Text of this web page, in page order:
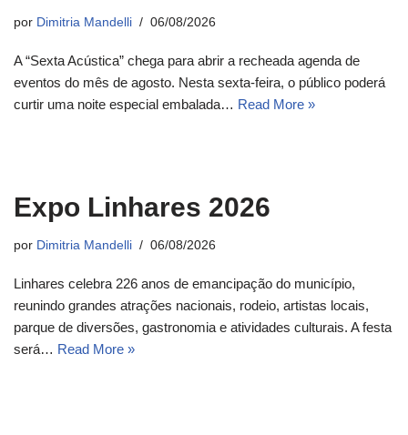
por Dimitria Mandelli 06/08/2026
A “Sexta Acústica” chega para abrir a recheada agenda de
eventos do mês de agosto. Nesta sexta-feira, o público poderá
curtir uma noite especial embalada… Read More »
Expo Linhares 2026
por Dimitria Mandelli 06/08/2026
Linhares celebra 226 anos de emancipação do município,
reunindo grandes atrações nacionais, rodeio, artistas locais,
parque de diversões, gastronomia e atividades culturais. A festa
será… Read More »